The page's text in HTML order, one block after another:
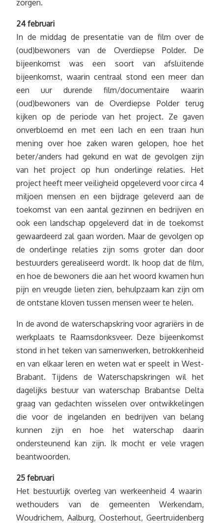
zorgen.
24 februari
In de middag de presentatie van de film over de
(oud)bewoners van de Overdiepse Polder. De
bijeenkomst was een soort van afsluitende
bijeenkomst, waarin centraal stond een meer dan
een uur durende film/documentaire waarin
(oud)bewoners van de Overdiepse Polder terug
kijken op de periode van het project. Ze gaven
onverbloemd en met een lach en een traan hun
mening over hoe zaken waren gelopen, hoe het
beter/anders had gekund en wat de gevolgen zijn
van het project op hun onderlinge relaties. Het
project heeft meer veiligheid opgeleverd voor circa 4
miljoen mensen en een bijdrage geleverd aan de
toekomst van een aantal gezinnen en bedrijven en
ook een landschap opgeleverd dat in de toekomst
gewaardeerd zal gaan worden. Maar de gevolgen op
de onderlinge relaties zijn soms groter dan door
bestuurders gerealiseerd wordt. Ik hoop dat de film,
en hoe de bewoners die aan het woord kwamen hun
pijn en vreugde lieten zien, behulpzaam kan zijn om
de ontstane kloven tussen mensen weer te helen.
In de avond de waterschapskring voor agrariërs in de
werkplaats te Raamsdonksveer. Deze bijeenkomst
stond in het teken van samenwerken, betrokkenheid
en van elkaar leren en weten wat er speelt in West-
Brabant. Tijdens de Waterschapskringen wil het
dagelijks bestuur van waterschap Brabantse Delta
graag van gedachten wisselen over ontwikkelingen
die voor de ingelanden en bedrijven van belang
kunnen zijn en hoe het waterschap daarin
ondersteunend kan zijn. Ik mocht er vele vragen
beantwoorden.
25 februari
Het bestuurlijk overleg van werkeenheid 4 waarin
wethouders van de gemeenten Werkendam,
Woudrichem, Aalburg, Oosterhout, Geertruidenberg